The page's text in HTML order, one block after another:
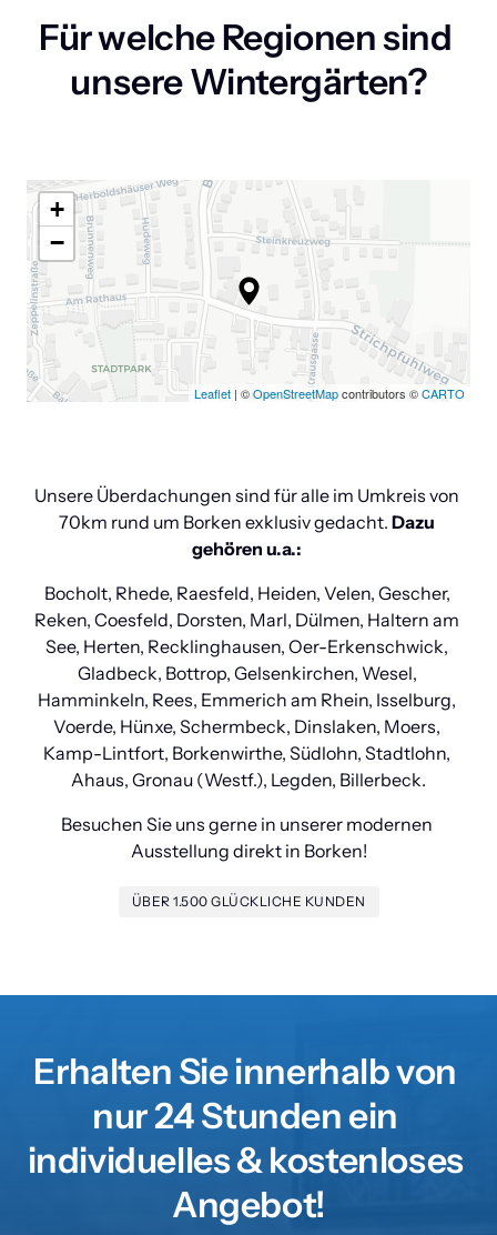
Für welche Regionen sind
unsere Wintergärten?
+
−
Leaflet | ©OpenStreetMapcontributors ©CARTO
Unsere Überdachungen sind für alle im Umkreis von
70km rund um Borken exklusiv gedacht. Dazu
gehören u.a.:
Bocholt, Rhede, Raesfeld, Heiden, Velen, Gescher,
Reken, Coesfeld, Dorsten, Marl, Dülmen, Haltern am
See, Herten, Recklinghausen, Oer-Erkenschwick,
Gladbeck, Bottrop, Gelsenkirchen, Wesel,
Hamminkeln, Rees, Emmerich am Rhein, Isselburg,
Voerde, Hünxe, Schermbeck, Dinslaken, Moers,
Kamp-Lintfort, Borkenwirthe, Südlohn, Stadtlohn,
Ahaus, Gronau (Westf.), Legden, Billerbeck.
Besuchen Sie uns gerne in unserer modernen
Ausstellung direkt in Borken!
ÜBER 1.500 GLÜCKLICHE KUNDEN
Erhalten Sie innerhalb von
nur 24 Stunden ein
individuelles & kostenloses
Angebot!